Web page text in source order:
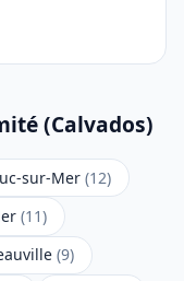
(Calvados)
sur-Mer (12)
(11)
(9)